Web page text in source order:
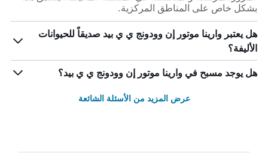
بشكل خاص على المناطق المركزية.
هل يعتبر وارينا موتور إن وودونج ي ي بيد صديقاً للحيوانات
الأليفة؟
هل يوجد مسبح في وارينا موتور إن وودونج ي ي بيد؟
عرض المزيد من الأسئلة الشائعة